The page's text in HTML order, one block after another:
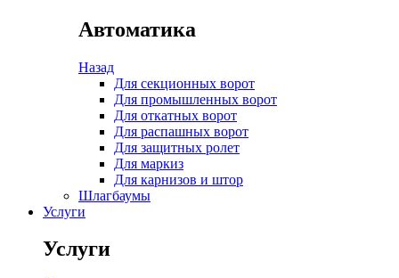
Автоматика
Назад
Для секционных ворот
Для промышленных ворот
Для откатных ворот
Для распашных ворот
Для защитных ролет
Для маркиз
Для карнизов и штор
Шлагбаумы
Услуги
Услуги